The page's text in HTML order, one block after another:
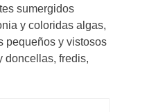
sumergidos
y coloridas algas,
pequeños y vistosos
doncellas, fredis,